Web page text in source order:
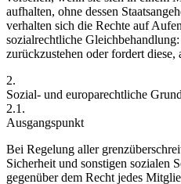
aufhalten, ohne dessen
verhalten sich die Rechte auf
sozialrechtliche
zurückzustehen oder fordert diese,
2.
Sozial- und europarechtliche
2.1.
Ausgangspunkt
Bei Regelung aller
Sicherheit und sonstigen sozialen
gegenüber dem Recht jedes